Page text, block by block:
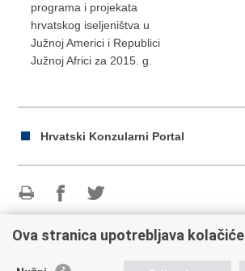
programa i projekata
hrvatskog iseljeništva u
Južnoj Americi i Republici
Južnoj Africi za 2015. g.
Hrvatski Konzularni Portal
Ispiši
stranicu
Podijeli
na
Facebooku
Podijeli
Twitteru
Republika Hrvatska
Ova stranica upotrebljava kolačiće